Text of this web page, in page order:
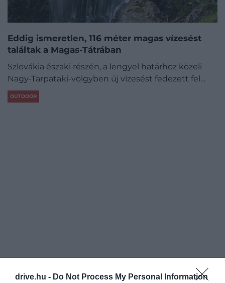
drive.hu - Do Not Process My Personal Information
Eddig ismeretlen, 116 méter magas vízesést
találtak a Magas-Tátrában
Szlovákia északi részén, a lengyel határhoz közeli
Nagy-Tarpataki-völgyben új vízesést fedezett fel…
OUTDOOR